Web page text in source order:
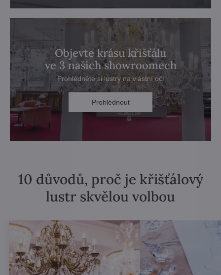
Objevte krásu křišťálu
ve 3 našich showroomech
Prohlédněte si lustry na vlastní oči
Prohlédnout
10 důvodů, proč je křišťálový
lustr skvělou volbou